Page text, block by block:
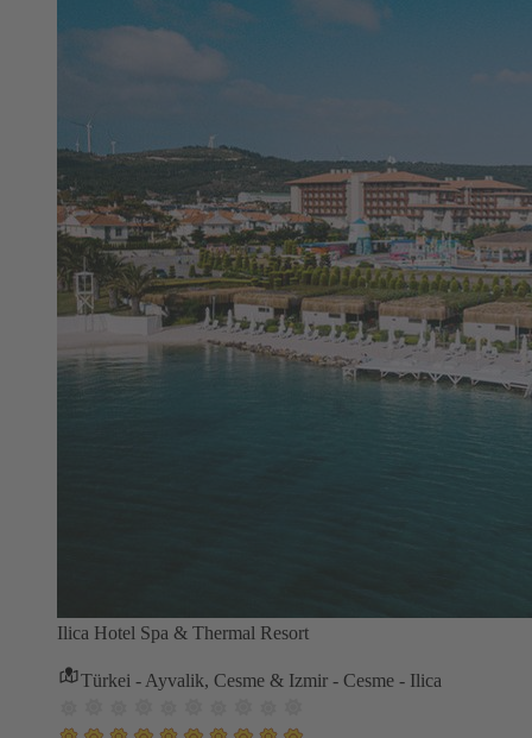
Ilica Hotel Spa & Thermal Resort
Türkei - Ayvalik, Cesme & Izmir - Cesme - Ilica